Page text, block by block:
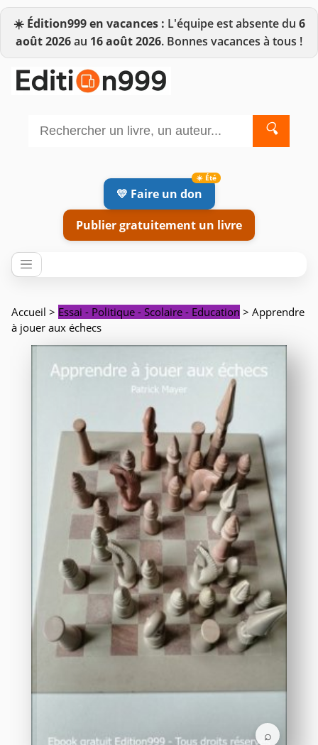
☀️ Édition999 en vacances : L'équipe est absente du 6
août 2026au 16 août 2026. Bonnes vacances à tous !
🔍
💛 Faire un don
Publier gratuitement un livre
Accueil > Essai - Politique - Scolaire - Education > Apprendre
à jouer aux échecs
⌕